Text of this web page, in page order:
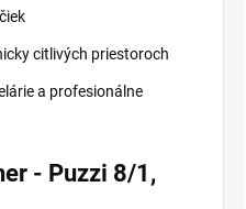
citlivých priestoroch
a profesionálne
- Puzzi 8/1,